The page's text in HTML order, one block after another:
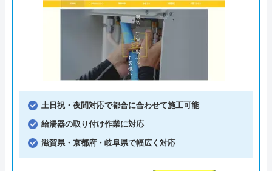
土日祝・夜間対応で都合に合わせて施工可能
給湯器の取り付け作業に対応
滋賀県・京都府・岐阜県で幅広く対応